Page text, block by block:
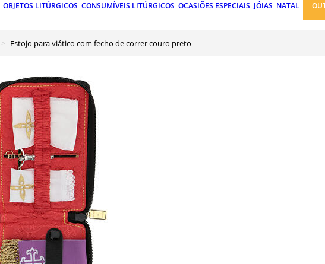
OBJETOS LITÚRGICOS CONSUMÍVEIS LITÚRGICOS OCASIÕES ESPECIAIS JÓIAS NATAL
Estojo para viático com fecho de correr couro preto